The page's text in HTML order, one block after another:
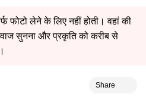
फोटो लेने के लिए नहीं होती। वहां की
सुनना और प्रकृति को करीब से
Share